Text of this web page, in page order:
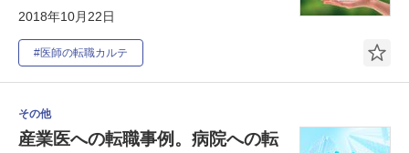
2018年10月22日
#医師の転職カルテ
その他
産業医への転職事例。病院への転